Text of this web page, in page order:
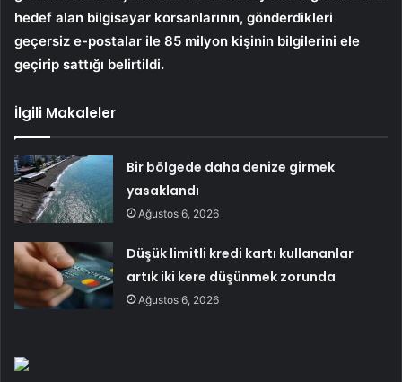
hedef alan bilgisayar korsanlarının, gönderdikleri
geçersiz e-postalar ile 85 milyon kişinin bilgilerini ele
geçirip sattığı belirtildi.
İlgili Makaleler
Bir bölgede daha denize girmek
yasaklandı
Ağustos 6, 2026
Düşük limitli kredi kartı kullananlar
artık iki kere düşünmek zorunda
Ağustos 6, 2026